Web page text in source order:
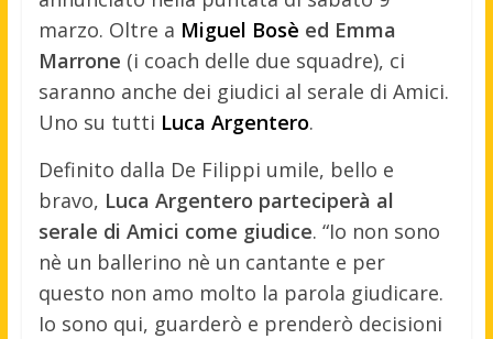
marzo. Oltre a Miguel Bosè ed Emma
Marrone (i coach delle due squadre), ci
saranno anche dei giudici al serale di Amici.
Uno su tutti Luca Argentero.
Definito dalla De Filippi umile, bello e
bravo, Luca Argentero parteciperà al
serale di Amici come giudice. “Io non sono
nè un ballerino nè un cantante e per
questo non amo molto la parola giudicare.
Io sono qui, guarderò e prenderò decisioni